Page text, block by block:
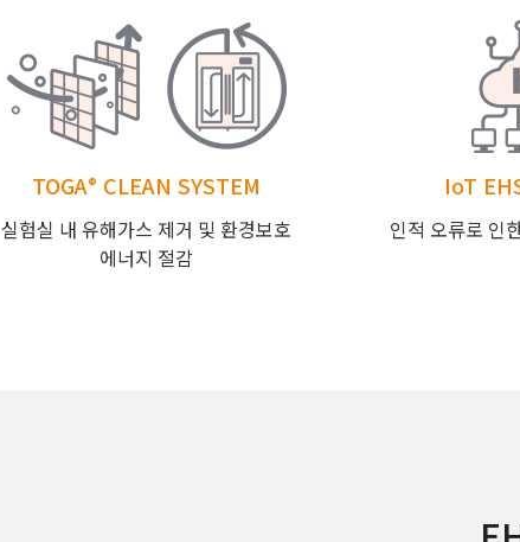
TOGA® CLEAN SYSTEM
실험실 내 유해가스 제거 및 환경보호
에너지 절감
IoT
인적 오류로 인